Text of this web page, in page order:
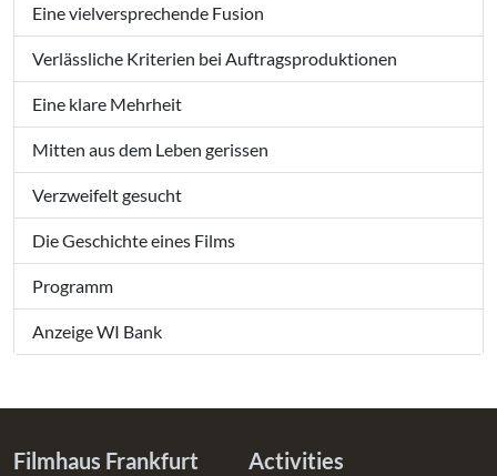
Eine vielversprechende Fusion
Verlässliche Kriterien bei Auftragsproduktionen
Eine klare Mehrheit
Mitten aus dem Leben gerissen
Verzweifelt gesucht
Die Geschichte eines Films
Programm
Anzeige WI Bank
Filmhaus Frankfurt Activities